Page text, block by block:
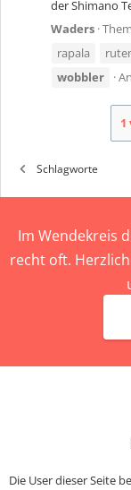
der Shimano
Waders
rapala
wobbler
1
Schlagworte
Im Wendekreis
recht oft.
Die User dieser Seite